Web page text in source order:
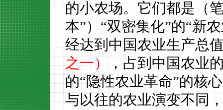
的小农场。它们都是（
本”）“双密集化”的“新
经达到中国农业生产总
之一），占到中国农业
的“隐性农业革命”的核
与以往的农业演变不同